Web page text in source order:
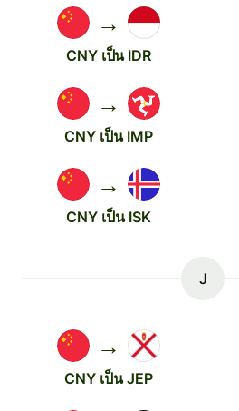
→
CNY เป็น IDR
→
CNY เป็น IMP
→
CNY เป็น ISK
J
→
CNY เป็น JEP